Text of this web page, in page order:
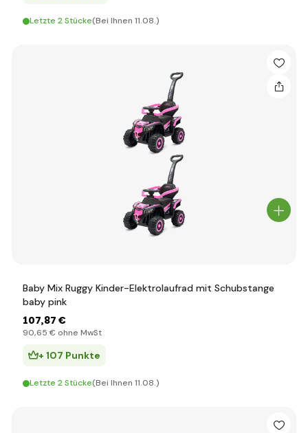
Letzte 2 Stücke(Bei Ihnen 11.08.)
Baby Mix Ruggy Kinder-Elektrolaufrad mit Schubstange
baby pink
107,87 €
90,65 € ohne MwSt
+ 107 Punkte
Letzte 2 Stücke(Bei Ihnen 11.08.)